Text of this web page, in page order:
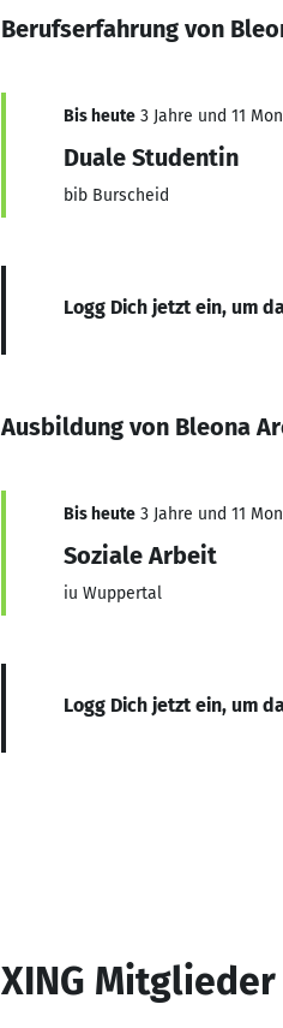
Berufserfahrung von
Bis heute 3 Jahre und 11
Duale Studentin
bib Burscheid
Logg Dich jetzt ein, um
Ausbildung von Bleona
Bis heute 3 Jahre und 11
Soziale Arbeit
iu Wuppertal
Logg Dich jetzt ein, um
XING